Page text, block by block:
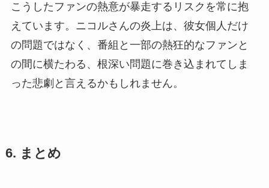
こうしたファンの熱意が暴走するリスクを常に抱
えています。ニコルさんの炎上は、彼女個人だけ
の問題ではなく、番組と一部の熱狂的なファンと
の間に横たわる、根深い問題に巻き込まれてしま
った悲劇と言えるかもしれません。
6. まとめ